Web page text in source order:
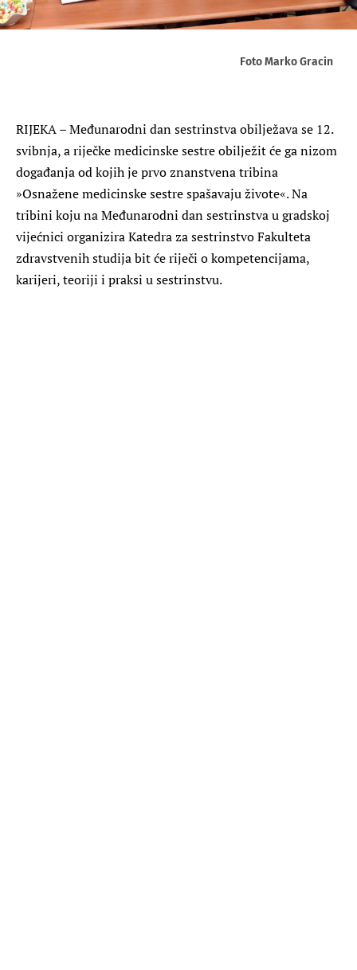
Foto Marko Gracin
RIJEKA – Međunarodni dan sestrinstva obilježava se 12.
svibnja, a riječke medicinske sestre obilježit će ga nizom
događanja od kojih je prvo znanstvena tribina
»Osnažene medicinske sestre spašavaju živote«. Na
tribini koju na Međunarodni dan sestrinstva u gradskoj
vijećnici organizira Katedra za sestrinstvo Fakulteta
zdravstvenih studija bit će riječi o kompetencijama,
karijeri, teoriji i praksi u sestrinstvu.